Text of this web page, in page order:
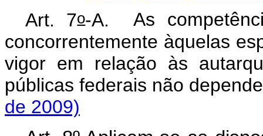
Art. 7o-A.As
concorrentemente àquelas
vigor em relação às
públicas federais não
de 2009)